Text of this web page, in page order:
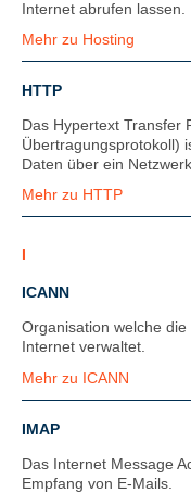
Internet abrufen lassen.
Mehr zu Hosting
HTTP
Das Hypertext Transfer
Übertragungsprotokoll)
Daten über ein
Mehr zu HTTP
I
ICANN
Organisation welche
Internet verwaltet.
Mehr zu ICANN
IMAP
Das Internet Message
Empfang von E-Mails.